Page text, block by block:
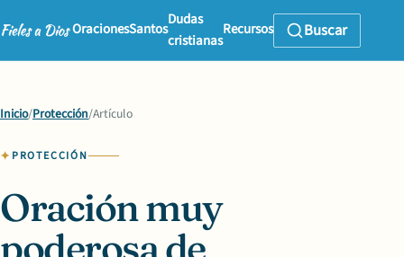
OracionesSantos
Dudas
cristianas
Recursos Buscar
Inicio/Protección/Artículo
PROTECCIÓN
Oración muy